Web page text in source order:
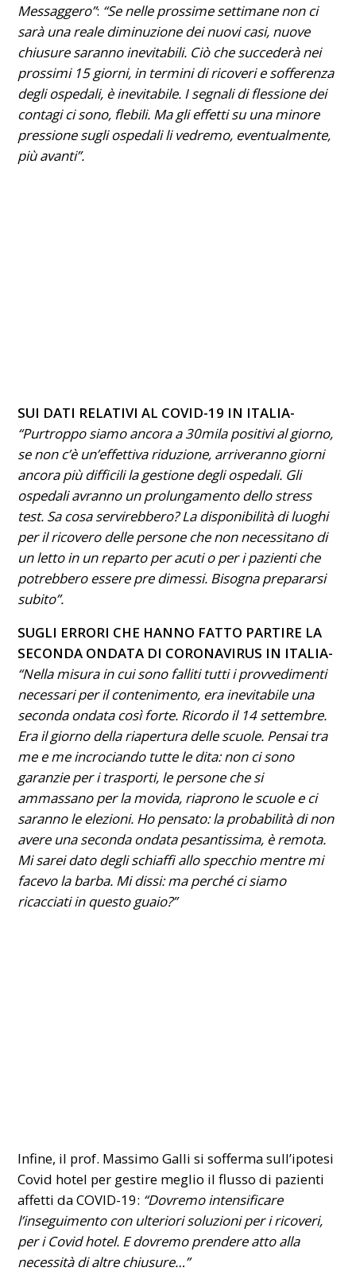
Messaggero”: “Se nelle prossime settimane non ci
sarà una reale diminuzione dei nuovi casi, nuove
chiusure saranno inevitabili. Ciò che succederà nei
prossimi 15 giorni, in termini di ricoveri e sofferenza
degli ospedali, è inevitabile. I segnali di flessione dei
contagi ci sono, flebili. Ma gli effetti su una minore
pressione sugli ospedali li vedremo, eventualmente,
più avanti”.
SUI DATI RELATIVI AL COVID-19 IN ITALIA-
“Purtroppo siamo ancora a 30mila positivi al giorno,
se non c’è un’effettiva riduzione, arriveranno giorni
ancora più difficili la gestione degli ospedali. Gli
ospedaliavranno un prolungamento dello stress
test. Sa cosa servirebbero? La disponibilità di luoghi
per il ricovero delle persone che non necessitano di
un letto in un reparto per acuti o per i pazienti che
potrebbero essere pre dimessi. Bisogna prepararsi
subito”.
SUGLI ERRORI CHE HANNO FATTO PARTIRE LA
SECONDA ONDATA DI CORONAVIRUS IN ITALIA-
“Nella misura in cui sono falliti tutti i provvedimenti
necessari per il contenimento, era inevitabile una
seconda ondata così forte. Ricordo il 14 settembre.
Era il giorno della riapertura delle scuole. Pensai tra
me e me incrociando tutte le dita: non ci sono
garanzie per i trasporti, le persone che si
ammassano per la movida, riaprono le scuole e ci
saranno le elezioni. Ho pensato: la probabilità di non
avere una seconda ondata pesantissima, è remota.
Mi sarei dato degli schiaffi allo specchio mentre mi
facevo la barba. Mi dissi: ma perché ci siamo
ricacciati in questo guaio?”
Infine, il prof. Massimo Galli si sofferma sull’ipotesi
Covid hotel per gestire meglio il flusso di pazienti
affetti da COVID-19: “Dovremo intensificare
l’inseguimento con ulteriori soluzioni per i ricoveri,
per i Covid hotel. E dovremo prendere atto alla
necessità di altre chiusure…”